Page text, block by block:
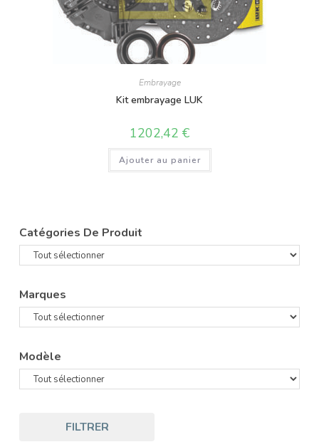
Embrayage
Kit embrayage LUK
1202,42 €
Ajouter au panier
Catégories De Produit
Marques
Modèle
FILTRER